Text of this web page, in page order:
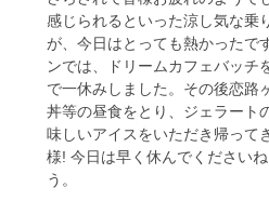
感じられるといった涼し気な乗
が、今日はとっても熱かったで
ンでは、ドリームカフェバッチ
で一休みしました。その後恋路
丼等の昼食をとり、ジェラート
味しいアイスをいただき帰って
様! 今日は早く休んでください
う。